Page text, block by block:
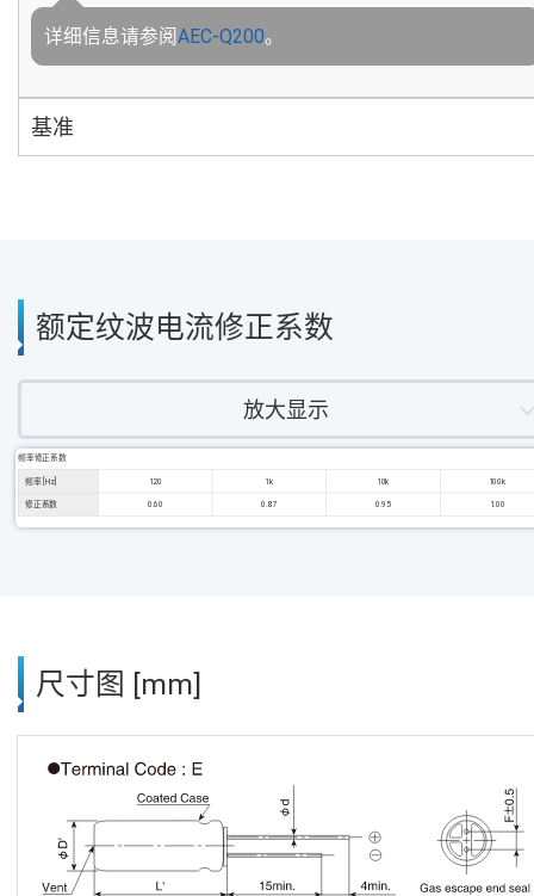
详细信息请参阅AEC-Q200。
基准
额定纹波电流修正系数
放大显示
频率修正系数
频率 [Hz] 120 1k 10k 100k
修正系数 0.60 0.87 0.95 1.00
尺寸图 [mm]